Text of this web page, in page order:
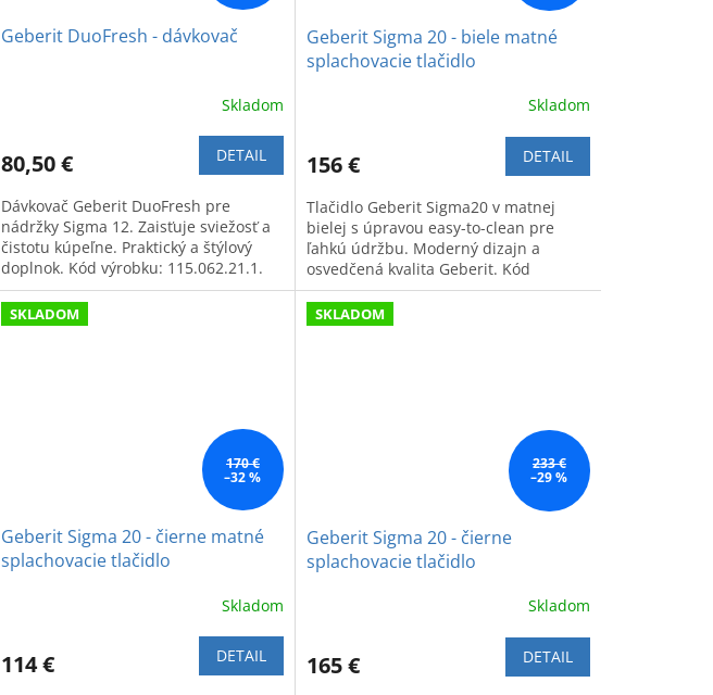
Geberit DuoFresh - dávkovač
Skladom
80,50 € DETAIL
Dávkovač Geberit DuoFresh pre
nádržky Sigma 12. Zaisťuje sviežosť a
čistotu kúpeľne. Praktický a štýlový
doplnok. Kód výrobku: 115.062.21.1.
Geberit Sigma 20 - biele matné
splachovacie tlačidlo
Skladom
156 € DETAIL
Tlačidlo Geberit Sigma20 v matnej
bielej s úpravou easy-to-clean pre
ľahkú údržbu. Moderný dizajn a
osvedčená kvalita Geberit. Kód
výrobku: 115.882.01.1.
SKLADOM
170 €
–32 %
Geberit Sigma 20 - čierne matné
splachovacie tlačidlo
Skladom
114 € DETAIL
SKLADOM
233 €
–29 %
Geberit Sigma 20 - čierne
splachovacie tlačidlo
Skladom
165 € DETAIL